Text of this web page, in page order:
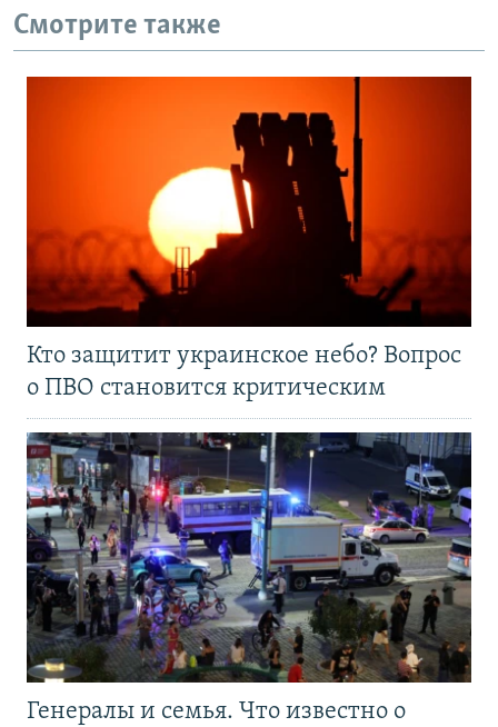
Смотрите также
Кто защитит украинское небо? Вопрос
о ПВО становится критическим
Генералы и семья. Что известно о